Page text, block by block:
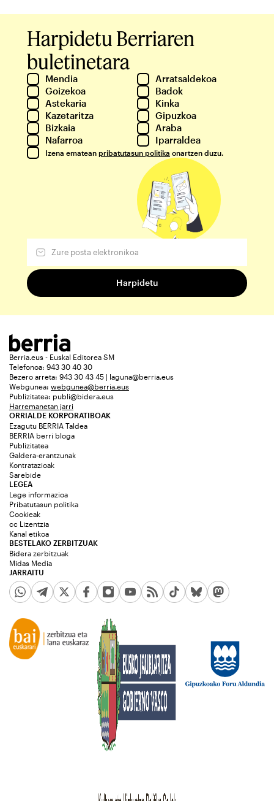
Harpidetu Berriaren
buletinetara
Mendia
Arratsaldekoa
Goizekoa
Badok
Astekaria
Kinka
Kazetaritza
Gipuzkoa
Bizkaia
Araba
Nafarroa
Iparraldea
Izena ematean pribatutasun politika onartzen duzu.
Berria.eus - Euskal Editorea SM
Telefonoa: 943 30 40 30
Bezero arreta: 943 30 43 45 | laguna@berria.eus
Webgunea: webgunea@berria.eus
Publizitatea: publi@bidera.eus
Harremanetan jarri
ORRIALDE KORPORATIBOAK
Ezagutu BERRIA Taldea
BERRIA berri bloga
Publizitatea
Galdera-erantzunak
Kontratazioak
Sarebide
JARRAITU
LEGEA
Lege informazioa
Pribatutasun politika
Cookieak
cc Lizentzia
Kanal etikoa
BESTELAKO ZERBITZUAK
Bidera zerbitzuak
Midas Media